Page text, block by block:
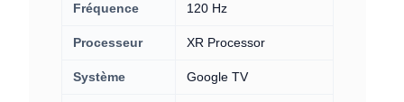
Fréquence 120 Hz
Processeur XR Processor
Système Google TV